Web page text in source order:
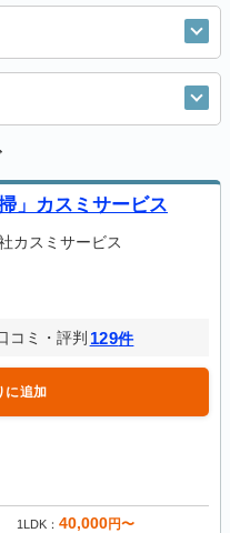
」カスミサービス
カスミサービス
コミ・評判 129件
に追加
1LDK 40,000円〜